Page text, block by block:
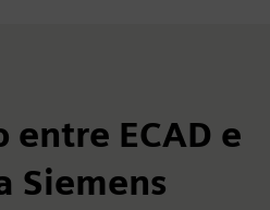
entre ECAD e
Siemens